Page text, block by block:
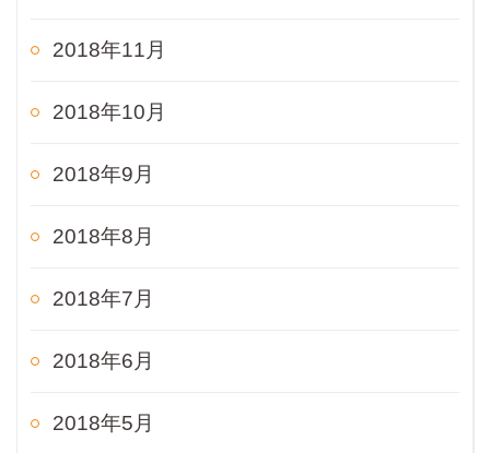
2018年11月
2018年10月
2018年9月
2018年8月
2018年7月
2018年6月
2018年5月